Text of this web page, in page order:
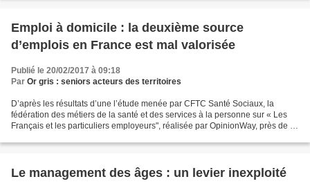
Emploi à domicile : la deuxième source
d’emplois en France est mal valorisée
Publié le 20/02/2017 à 09:18
Par Or gris : seniors acteurs des territoires
D’après les résultats d’une l’étude menée par CFTC Santé Sociaux, la
fédération des métiers de la santé et des services à la personne sur « Les
Français et les particuliers employeurs", réalisée par OpinionWay, près de la
Le management des âges : un levier inexploité